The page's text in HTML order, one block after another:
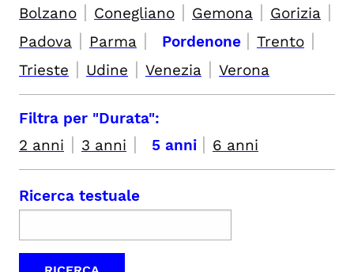
Bolzano | Conegliano | Gemona | Gorizia |
Padova | Parma | Pordenone | Trento |
Trieste | Udine | Venezia | Verona
Filtra per "Durata":
2 anni | 3 anni | 5 anni | 6 anni
Ricerca testuale